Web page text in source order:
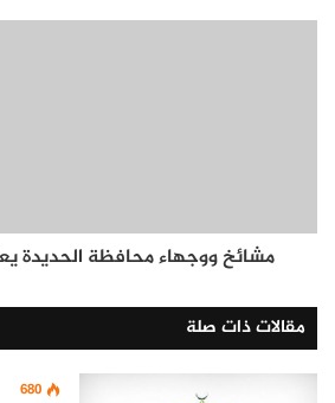
مشائخ ووجهاء محافظة الحديدة
مقالات ذات صلة
680